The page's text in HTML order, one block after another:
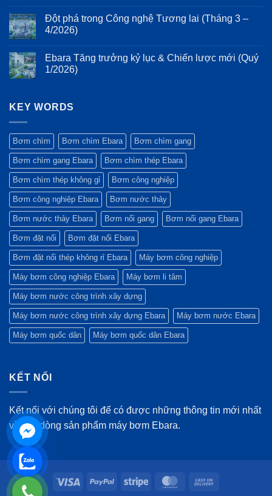
năng
lượng
và
của
thiết
kế
trục
động
cơ
Ebara
ESG:
Vì
sao
Ebara
luôn
là
đầu
của
án
công
trình
xanh?
bình
luận
ở
hành
trình
thế
chuyển
mình
của
Tập
đoàn
Ebara
Đột phá trong Công nghệ Tương lai (Tháng 3 –
4/2026)
bình
luận
ở
Công
nghệ
(Tháng
3
–
4/2026)
Ebara Tăng trưởng kỷ lục & Chiến lược mới (Quý
1/2026)
luận
ở
trưởng
kỷ
lục
&
Chiến
lược
mới
(Quý
1/2026)
KEY WORDS
Bơm chìm Bơm chìm Ebara Bơm chìm gang
Bơm chìm gang Ebara Bơm chìm thép Ebara
Bơm chìm thép không gỉ Bơm công nghiệp
Bơm công nghiệp Ebara Bơm nước thảy
Bơm nước thảy Ebara Bơm nổi gang Bơm nổi gang Ebara
Bơm đặt nổi Bơm đặt nổi Ebara
Bơm đặt nổi thép không rỉ Ebara Máy bơm công nghiệp
Máy bơm công nghiệp Ebara Máy bơm li tâm
Máy bơm nước công trình xây dựng
Máy bơm nước công trình xây dựng Ebara Máy bơm nước Ebara
Máy bơm quốc dân Máy bơm quốc dân Ebara
KẾT NỐI
Kết nối với chúng tôi để có được những thông tin mới nhất
về các dòng sản phẩm máy bơm Ebara.
Visa PayPal Stripe MasterCard